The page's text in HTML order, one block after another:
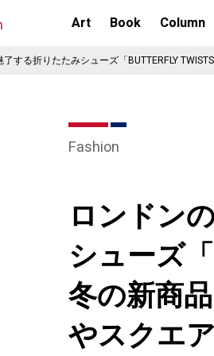
Art Book Column
了する折りたたみシューズ「BUTTERFLY
Fashion
ロンドン
シューズ
冬の新商
やスクエ